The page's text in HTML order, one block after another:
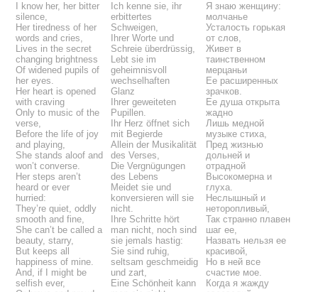
I know her, her bitter
silence,
Her tiredness of her
words and cries,
Lives in the secret
changing brightness
Of widened pupils of
her eyes.
Her heart is opened
with craving
Only to music of the
verse,
Before the life of joy
and playing,
She stands aloof and
won’t converse.
Her steps aren’t
heard or ever
hurried:
They’re quiet, oddly
smooth and fine,
She can’t be called a
beauty, starry,
But keeps all
happiness of mine.
And, if I might be
selfish ever,
Ich kenne sie, ihr
erbittertes
Schweigen,
Ihrer Worte und
Schreie überdrüssig,
Lebt sie im
geheimnisvoll
wechselhaften
Glanz
Ihrer geweiteten
Pupillen.
Ihr Herz öffnet sich
mit Begierde
Allein der Musikalität
des Verses,
Die Vergnügungen
des Lebens
Meidet sie und
konversieren will sie
nicht.
Ihre Schritte hört
man nicht, noch sind
sie jemals hastig:
Sie sind ruhig,
seltsam geschmeidig
und zart,
Eine Schönheit kann
Я знаю женщину:
молчанье
Усталость горькая
от слов,
Живет в
таинственном
мерцаньи
Ее расширенных
зрачков.
Ее душа открыта
жадно
Лишь медной
музыке стиха,
Пред жизнью
дольней и
отрадной
Высокомерна и
глуха.
Неслышный и
неторопливый,
Так странно плавен
шаг ее,
Назвать нельзя ее
красивой,
Но в ней все
счастие мое.
Когда я жажду